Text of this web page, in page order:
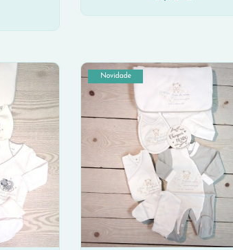
Novidade